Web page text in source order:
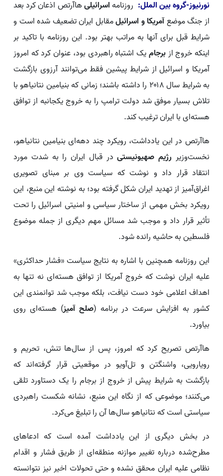
نورنیوز-گروه بین الملل: روزنامهاسرائیلیهاآرتص اذعان کرد بعد
از جنگ موضعآمریکا و اسرائیلمقابل ایران تضعیف شده است و
شرایط قبل برای آنها به مراتب بهتر بود. این روزنامه با تاکید بر
اینکه خروج ازبرجامیک اشتباه راهبردی بود، عنوان کرد که امروز
آمریکا و اسرائیل از شرایط پیشین فقط می‌توانند آرزوی بازگشت
به شرایط سال ۲۰۱۸ را داشته باشند؛ زمانی که بنیامین نتانیاهو با
تلاش بسیار موفق شد دولت ترامپ را به خروج یکجانبه از توافق
هسته‌ای با ایران ترغیب کند.
هاآرتص در این یادداشت، رویکرد چند دهه‌ای بنیامین نتانیاهو،
نخست‌وزیررژیم صهیونیستیدر قبال ایران را به شدت مورد
انتقاد قرار داد و نوشت که سیاست وی بر مبنای تصویری
اغراق‌آمیز از تهدید ایران شکل گرفته بود؛ به نوشته این منبع، این
رویکرد بخش مهمی از ساختار سیاسی و امنیتی اسرائیل را تحت
تأثیر قرار داد و موجب شد مسائل مهم دیگری از جمله موضوع
فلسطین به حاشیه رانده شود.
این روزنامه همچنین با اشاره به نتایج سیاست «فشار حداکثری»
علیه ایران نوشت که خروج آمریکا از توافق هسته‌ای نه تنها به
اهداف اعلامی خود دست نیافت، بلکه موجب شد توانمندی این
کشور به افزایش سرعت در برنامه (صلح آمیز) هسته‌ای روی
بیاورد.
هاآرتص تصریح کرد که امروز، پس از سال‌ها تنش، تحریم و
رویارویی، واشنگتن و تل‌آویو در موقعیتی قرار گرفته‌اند که
بازگشت به شرایط پیش از خروج از برجام را یک دستاورد تلقی
می‌کنند؛ موضوعی که از نگاه این منبع، نشانه شکست راهبردی
سیاستی است که نتانیاهو سال‌ها آن را تبلیغ می‌کرد.
در بخش دیگری از این یادداشت آمده است که ادعاهای
مطرح‌شده درباره تغییر موازنه منطقه‌ای از طریق فشار و اقدام
نظامی علیه ایران محقق نشده و حتی تحولات اخیر نیز نتوانسته